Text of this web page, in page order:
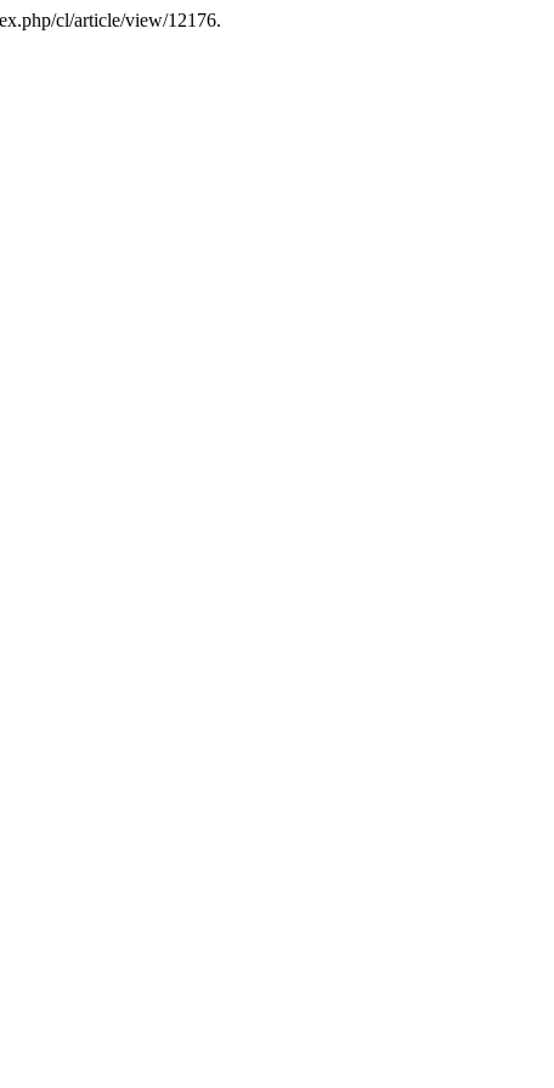
cl/article/view/12176.